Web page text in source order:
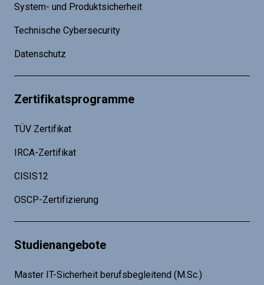
System- und Produktsicherheit
Technische Cybersecurity
Datenschutz
Zertifikatsprogramme
TÜV Zertifikat
IRCA-Zertifikat
CISIS12
OSCP-Zertifizierung
Studienangebote
Master IT-Sicherheit berufsbegleitend (M.Sc.)